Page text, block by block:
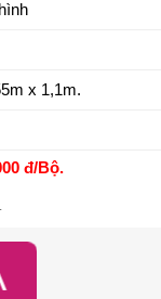
x 1,1m.
đ/Bộ.